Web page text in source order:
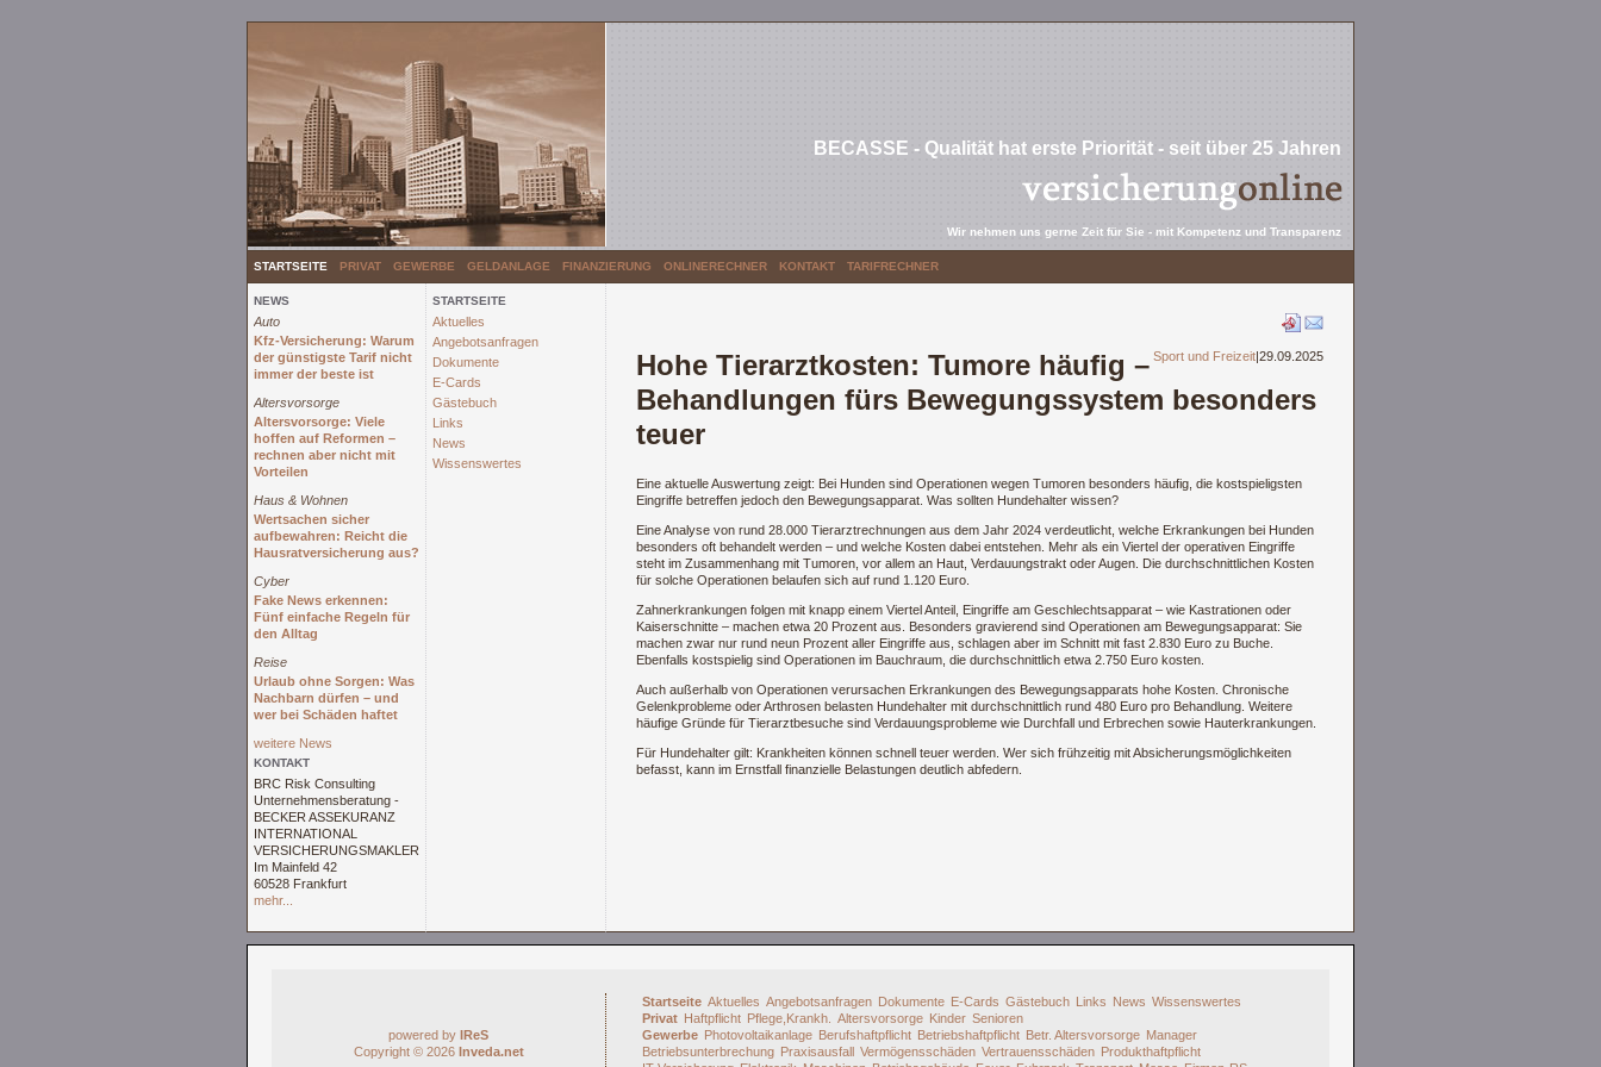
BECASSE - Qualität hat erste Priorität - seit über 25 Jahren
Wir nehmen uns gerne Zeit für Sie - mit Kompetenz und Transparenz
STARTSEITE PRIVAT GEWERBE GELDANLAGE FINANZIERUNG ONLINERECHNER KONTAKT TARIFRECHNER
NEWS
Auto
Kfz-Versicherung: Warum
der günstigste Tarif nicht
immer der beste ist
Altersvorsorge
Altersvorsorge: Viele
hoffen auf Reformen –
rechnen aber nicht mit
Vorteilen
Haus & Wohnen
Wertsachen sicher
aufbewahren: Reicht die
Hausratversicherung aus?
Cyber
Fake News erkennen:
Fünf einfache Regeln für
den Alltag
Reise
Urlaub ohne Sorgen: Was
Nachbarn dürfen – und
wer bei Schäden haftet
weitere News
KONTAKT
BRC Risk Consulting
Unternehmensberatung -
BECKER ASSEKURANZ
INTERNATIONAL
VERSICHERUNGSMAKLER
Im Mainfeld 42
60528 Frankfurt
mehr...
STARTSEITE
Aktuelles
Angebotsanfragen
Dokumente
E-Cards
Gästebuch
Links
News
Wissenswertes
Sport und Freizeit|29.09.2025
Hohe Tierarztkosten: Tumore häufig –
Behandlungen fürs Bewegungs­system besonders
teuer
Eine aktuelle Auswertung zeigt: Bei Hunden sind Operationen wegen Tumoren besonders häufig, die kostspieligsten
Eingriffe betreffen jedoch den Bewegungsapparat. Was sollten Hundehalter wissen?
Eine Analyse von rund 28.000 Tierarztrechnungen aus dem Jahr 2024 verdeutlicht, welche Erkrankungen bei Hunden
besonders oft behandelt werden – und welche Kosten dabei entstehen. Mehr als ein Viertel der operativen Eingriffe
steht im Zusammenhang mit Tumoren, vor allem an Haut, Verdauungstrakt oder Augen. Die durchschnittlichen Kosten
für solche Operationen belaufen sich auf rund 1.120 Euro.
Zahnerkrankungen folgen mit knapp einem Viertel Anteil, Eingriffe am Geschlechtsapparat – wie Kastrationen oder
Kaiserschnitte – machen etwa 20 Prozent aus. Besonders gravierend sind Operationen am Bewegungsapparat: Sie
machen zwar nur rund neun Prozent aller Eingriffe aus, schlagen aber im Schnitt mit fast 2.830 Euro zu Buche.
Ebenfalls kostspielig sind Operationen im Bauchraum, die durchschnittlich etwa 2.750 Euro kosten.
Auch außerhalb von Operationen verursachen Erkrankungen des Bewegungsapparats hohe Kosten. Chronische
Gelenkprobleme oder Arthrosen belasten Hundehalter mit durchschnittlich rund 480 Euro pro Behandlung. Weitere
häufige Gründe für Tierarztbesuche sind Verdauungsprobleme wie Durchfall und Erbrechen sowie Hauterkrankungen.
Für Hundehalter gilt: Krankheiten können schnell teuer werden. Wer sich frühzeitig mit Absicherungsmöglichkeiten
befasst, kann im Ernstfall finanzielle Belastungen deutlich abfedern.
powered by IReS
Copyright © 2026 Inveda.net
Startseite Aktuelles Angebotsanfragen Dokumente E-Cards Gästebuch Links News Wissenswertes
Privat Haftpflicht Pflege,Krankh. Altersvorsorge Kinder Senioren
Gewerbe Photovoltaikanlage Berufshaftpflicht Betriebshaftpflicht Betr. Altersvorsorge Manager
Betriebsunterbrechung Praxisausfall Vermögensschäden Vertrauensschäden Produkthaftpflicht